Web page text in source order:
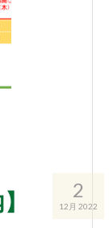
2
12月 2022